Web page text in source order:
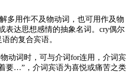
多用作不及物动词，也可用作及物
表达思想感情的抽象名词。cry偶尔
的复合宾语。
动词时，可与介词for连用，介词宾
要…”，介词宾语为喜悦或痛苦之类